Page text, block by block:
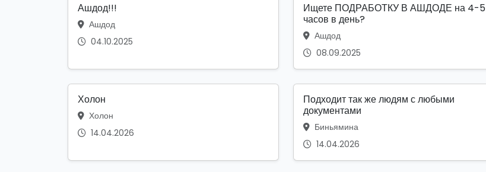
Ашдод!!!
Ашдод
04.10.2025
Ищете ПОДРАБОТКУ В АШДОДЕ на 4-5
часов в день?
Ашдод
08.09.2025
Холон
Холон
14.04.2026
Подходит так же людям с любыми
документами
Биньямина
14.04.2026